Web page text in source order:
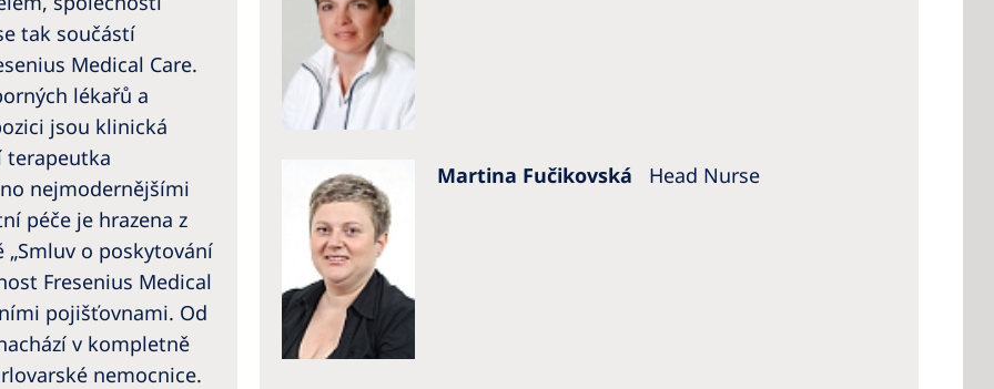
tak součástí
Medical Care.
lékařů a
jsou klinická
terapeutka
nejmodernějšími
péče je hrazena z
o poskytování
Fresenius Medical
pojišťovnami. Od
v kompletně
nemocnice.
Martina Fučikovská Head Nurse